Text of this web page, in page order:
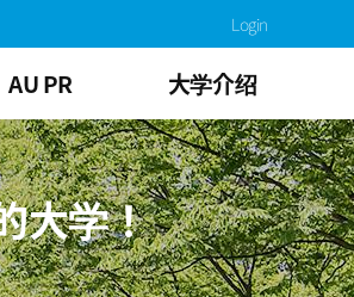
Login
AU PR 大学介绍
大学！